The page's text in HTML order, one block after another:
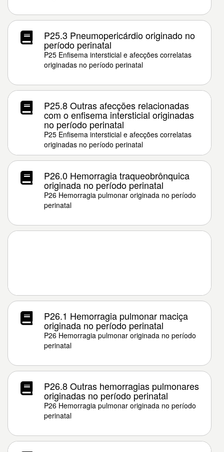
P25.3 Pneumopericárdio originado no
período perinatal
P25 Enfisema intersticial e afecções correlatas
originadas no período perinatal
P25.8 Outras afecções relacionadas
com o enfisema intersticial originadas
no período perinatal
P25 Enfisema intersticial e afecções correlatas
originadas no período perinatal
P26.0 Hemorragia traqueobrônquica
originada no período perinatal
P26 Hemorragia pulmonar originada no período
perinatal
P26.1 Hemorragia pulmonar maciça
originada no período perinatal
P26 Hemorragia pulmonar originada no período
perinatal
P26.8 Outras hemorragias pulmonares
originadas no período perinatal
P26 Hemorragia pulmonar originada no período
perinatal